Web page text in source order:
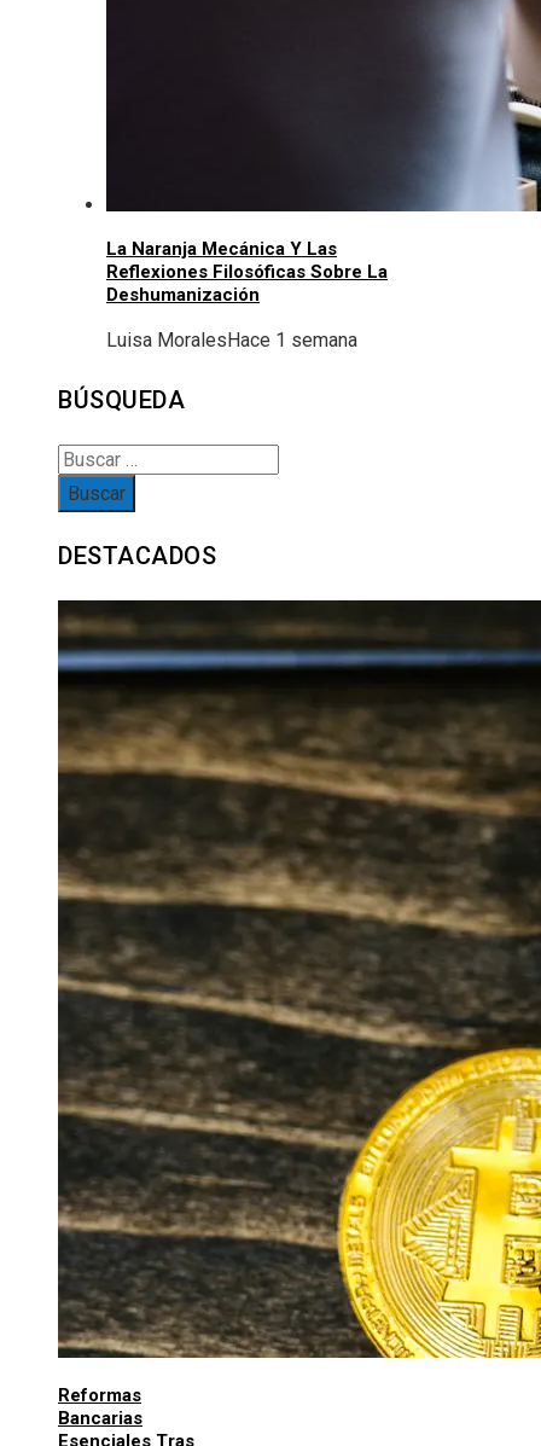
La Naranja Mecánica Y Las
Reflexiones Filosóficas Sobre La
Deshumanización
Luisa Morales Hace 1 semana
BÚSQUEDA
Buscar:
DESTACADOS
Reformas
Bancarias
Esenciales Tras